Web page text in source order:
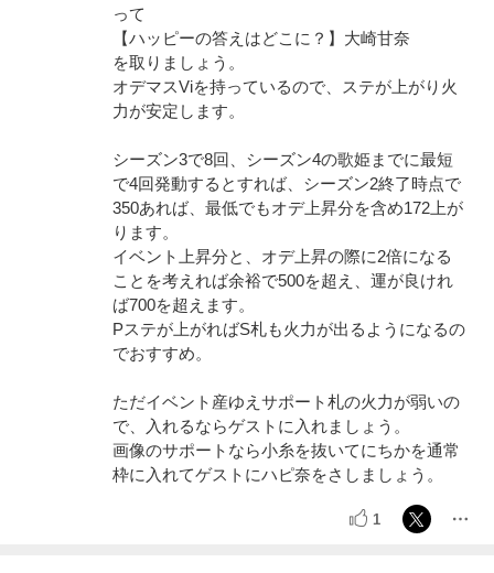
って
【ハッピーの答えはどこに？】大崎甘奈
を取りましょう。
オデマスViを持っているので、ステが上がり火
力が安定します。
シーズン3で8回、シーズン4の歌姫までに最短
で4回発動するとすれば、シーズン2終了時点で
350あれば、最低でもオデ上昇分を含め172上が
ります。
イベント上昇分と、オデ上昇の際に2倍になる
ことを考えれば余裕で500を超え、運が良けれ
ば700を超えます。
Pステが上がればS札も火力が出るようになるの
でおすすめ。
ただイベント産ゆえサポート札の火力が弱いの
で、入れるならゲストに入れましょう。
画像のサポートなら小糸を抜いてにちかを通常
枠に入れてゲストにハピ奈をさしましょう。
1